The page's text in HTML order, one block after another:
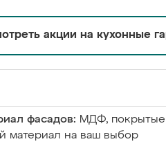
акции на кухонные
фасадов: МДФ,
материал на ваш выбор